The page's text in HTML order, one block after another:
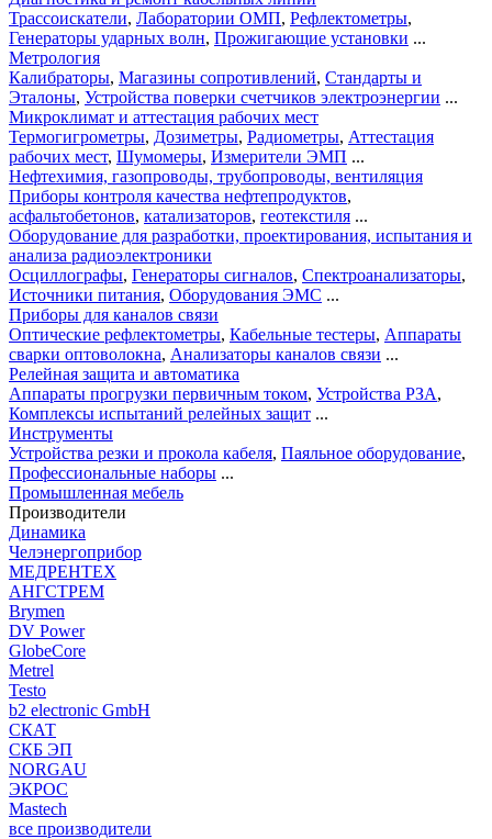
Трассоискатели, Лаборатории ОМП, Рефлектометры,
Генераторы ударных волн, Прожигающие установки ...
Метрология
Калибраторы, Магазины сопротивлений, Стандарты и
Эталоны, Устройства поверки счетчиков электроэнергии ...
Микроклимат и аттестация рабочих мест
Термогигрометры, Дозиметры, Радиометры, Аттестация
рабочих мест, Шумомеры, Измерители ЭМП ...
Нефтехимия, газопроводы, трубопроводы, вентиляция
Приборы контроля качества нефтепродуктов,
асфальтобетонов, катализаторов, геотекстиля ...
Оборудование для разработки, проектирования, испытания и
анализа радиоэлектроники
Осциллографы, Генераторы сигналов, Спектроанализаторы,
Источники питания, Оборудования ЭМС ...
Приборы для каналов связи
Оптические рефлектометры, Кабельные тестеры, Аппараты
сварки оптоволокна, Анализаторы каналов связи ...
Релейная защита и автоматика
Аппараты прогрузки первичным током, Устройства РЗА,
Комплексы испытаний релейных защит ...
Инструменты
Устройства резки и прокола кабеля, Паяльное оборудование,
Профессиональные наборы ...
Промышленная мебель
Производители
Динамика
Челэнергоприбор
МЕДРЕНТЕХ
АНГСТРЕМ
Brymen
DV Power
GlobeCore
Metrel
Testo
b2 electronic GmbH
СКАТ
СКБ ЭП
NORGAU
ЭКРОС
Mastech
все производители